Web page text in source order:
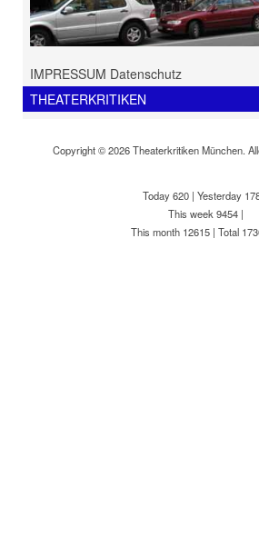
IMPRESSUM Datenschutz
THEATERKRITIKEN
Copyright © 2026 Theaterkritiken München.
Today 620 | Yesterday
This week 9454 |
This month 12615 | Total